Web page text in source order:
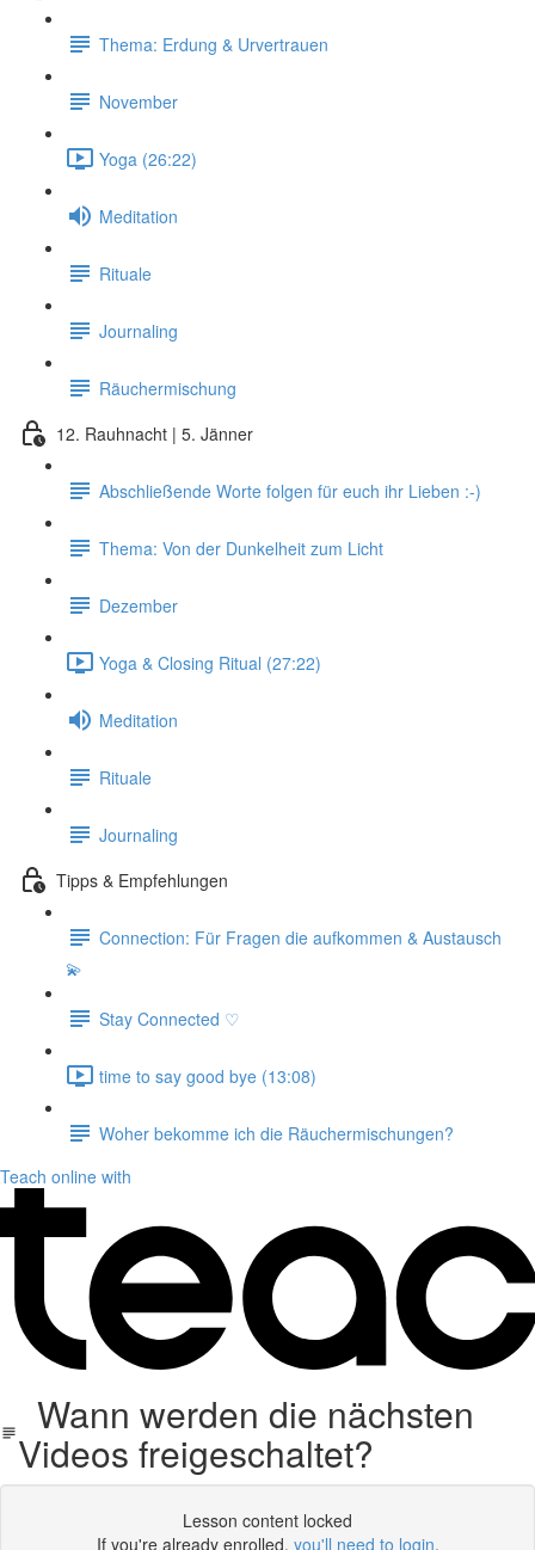
Thema: Erdung & Urvertrauen
November
Yoga (26:22)
Meditation
Rituale
Journaling
Räuchermischung
12. Rauhnacht | 5. Jänner
Abschließende Worte folgen für euch ihr Lieben :-)
Thema: Von der Dunkelheit zum Licht
Dezember
Yoga & Closing Ritual (27:22)
Meditation
Rituale
Journaling
Tipps & Empfehlungen
Connection: Für Fragen die aufkommen & Austausch
💫
Stay Connected ♡
time to say good bye (13:08)
Woher bekomme ich die Räuchermischungen?
Teach online with
Wann werden die nächsten
Videos freigeschaltet?
Lesson content locked
If you're already enrolled, you'll need to login.